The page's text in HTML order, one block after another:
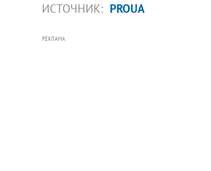
ИСТОЧНИК: PROUA
РЕКЛАМА